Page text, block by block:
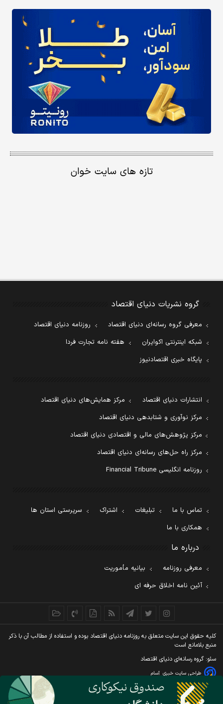
تازه های سایت خوان
گروه نشریات دنیای اقتصاد
معرفی گروه رسانه‌ای دنیای اقتصاد
روزنامه دنیای اقتصاد
شبکه اینترنتی اکوایران
هفته نامه تجارت فردا
پایگاه خبری اقتصادنیوز
انتشارات دنیای اقتصاد
مرکز همایش‌های دنیای اقتصاد
مرکز نوآوری و شتابدهی دنیای اقتصاد
مرکز پژوهش‌های مالی و اقتصادی دنیای اقتصاد
مرکز راه حل‌های رسانه‌ای دنیای اقتصاد
روزنامه انگلیسی Financial Tribune
تماس با ما تبلیغات اشتراک
سرپرستی استان ها
همکاری با ما
درباره ما
معرفی روزنامه
بیانیه مأموریت
آئین نامه اخلاق حرفه ای
کليه حقوق اين سايت متعلق به روزنامه دنيای اقتصاد بوده و استفاده از مطالب آن با ذکر
منبع بلامانع است
سئو: گروه رسانه‌ای دنیای اقتصاد
طراحی سایت خبری آسام